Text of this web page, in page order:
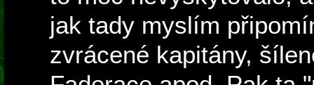
jak tady myslím
zvrácené kapitány,